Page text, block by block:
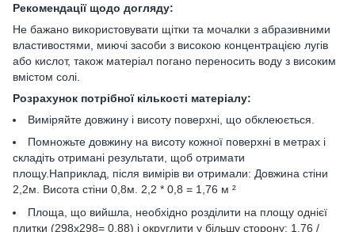
Рекомендації щодо догляду:
Не бажано використовувати щітки та мочалки з абразивними
властивостями, миючі засоби з високою концентрацією лугів
або кислот, також матеріал погано переносить воду з високим
вмістом солі.
Розрахунок потрібної кількості матеріалу:
Виміряйте довжину і висоту поверхні, що обклеюється.
Помножьте довжину на висоту кожної поверхні в метрах і
складіть отримані результати, щоб отримати
площу.Наприклад, після вимірів ви отримали: Довжина стіни
2,2м. Висота стіни 0,8м. 2,2 * 0,8 = 1,76 м ²
Площа, що вийшла, необхідно розділити на площу однієї
плитки (298х298= 0,88) і округлити у більшу сторону: 1,76 /